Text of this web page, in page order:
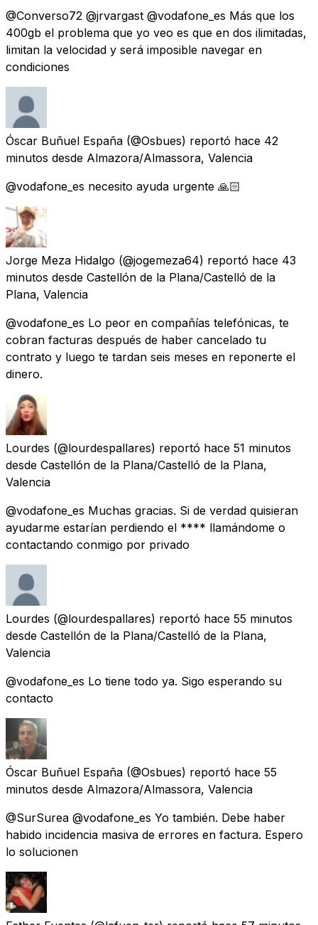
@Converso72 @jrvargast @vodafone_es Más que los
400gb el problema que yo veo es que en dos ilimitadas,
limitan la velocidad y será imposible navegar en
condiciones
Óscar Buñuel España (@Osbues) reportó hace 42
minutos desde Almazora/Almassora, Valencia
@vodafone_es necesito ayuda urgente 🙏🏻
Jorge Meza Hidalgo (@jogemeza64) reportó hace 43
minutos desde Castellón de la Plana/Castelló de la
Plana, Valencia
@vodafone_es Lo peor en compañías telefónicas, te
cobran facturas después de haber cancelado tu
contrato y luego te tardan seis meses en reponerte el
dinero.
Lourdes (@lourdespallares) reportó hace 51 minutos
desde Castellón de la Plana/Castelló de la Plana,
Valencia
@vodafone_es Muchas gracias. Si de verdad quisieran
ayudarme estarían perdiendo el **** llamándome o
contactando conmigo por privado
Lourdes (@lourdespallares) reportó hace 55 minutos
desde Castellón de la Plana/Castelló de la Plana,
Valencia
@vodafone_es Lo tiene todo ya. Sigo esperando su
contacto
Óscar Buñuel España (@Osbues) reportó hace 55
minutos desde Almazora/Almassora, Valencia
@SurSurea @vodafone_es Yo también. Debe haber
habido incidencia masiva de errores en factura. Espero
lo solucionen